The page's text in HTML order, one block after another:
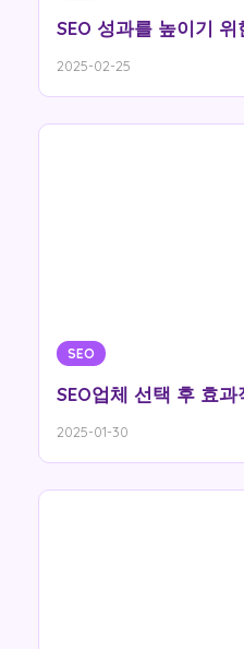
SEO 성과를 높이기
2025-02-25
SEO
SEO업체 선택 후 효
2025-01-30